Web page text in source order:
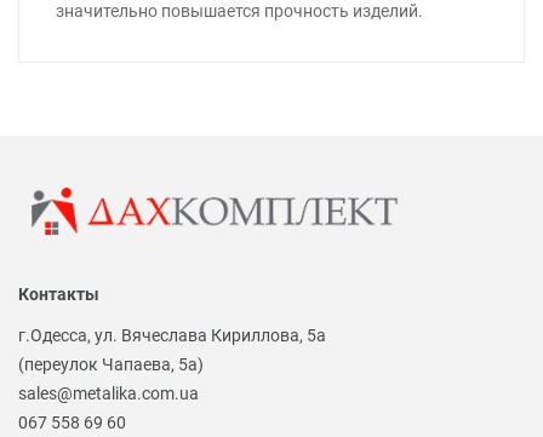
значительно повышается прочность изделий.
Контакты
г.Одесса, ул. Вячеслава Кириллова, 5а
(переулок Чапаева, 5а)
sales@metalika.com.ua
067 558 69 60